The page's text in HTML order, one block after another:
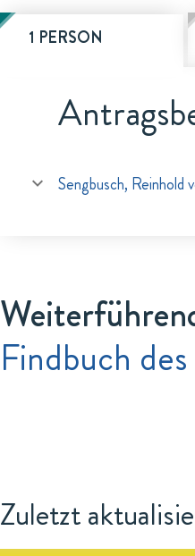
1 PERSON
Sengbusch, Reinhold
Findbuch
Zuletzt